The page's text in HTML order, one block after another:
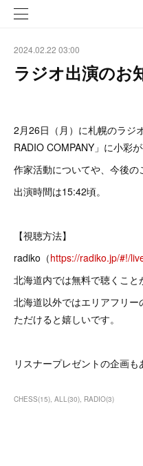
2024.02.22 03:00
ラジオ出演のお
2月26日（月）に札幌のラジ
RADIO COMPANY」に小彩
作家活動についてや、今後の
出演時間は15:42頃。
【視聴方法】
radiko（https://radiko.jp/#!/
北海道内では無料で聴くこと
北海道以外ではエリアフリ
ただけると嬉しいです。
リスナープレゼントの企画も
CHESS(15) ALL(30) RADIO(3)